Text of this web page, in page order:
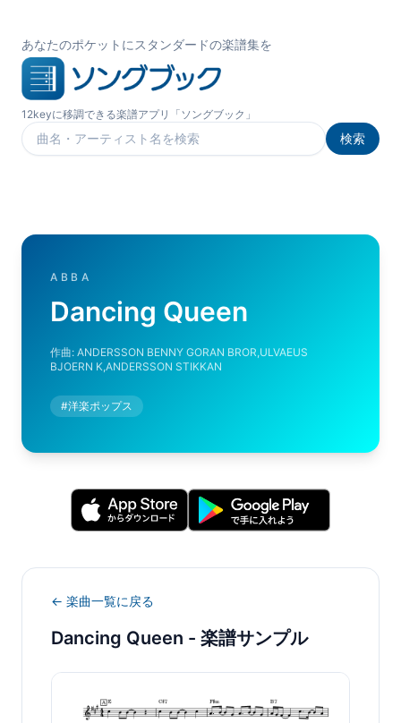
あなたのポケットにスタンダードの楽譜集を
12keyに移調できる楽譜アプリ「ソングブック」
楽曲を検索
検索
ABBA
Dancing Queen
作曲: ANDERSSON BENNY GORAN BROR,ULVAEUS
BJOERN K,ANDERSSON STIKKAN
#洋楽ポップス
← 楽曲一覧に戻る
Dancing Queen - 楽譜サンプル